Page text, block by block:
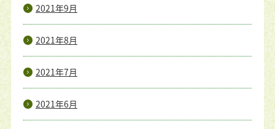
2021年9月
2021年8月
2021年7月
2021年6月